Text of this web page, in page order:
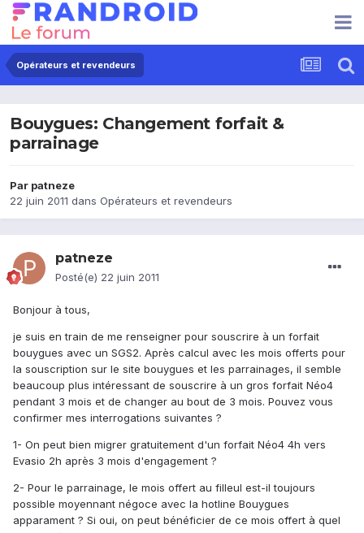
Opérateurs et revendeurs
Bouygues: Changement forfait &
parrainage
Par patneze
22 juin 2011 dans Opérateurs et revendeurs
patneze
Posté(e) 22 juin 2011
Bonjour à tous,
je suis en train de me renseigner pour souscrire à un forfait
bouygues avec un SGS2. Après calcul avec les mois offerts pour
la souscription sur le site bouygues et les parrainages, il semble
beaucoup plus intéressant de souscrire à un gros forfait Néo4
pendant 3 mois et de changer au bout de 3 mois. Pouvez vous
confirmer mes interrogations suivantes ?
1- On peut bien migrer gratuitement d'un forfait Néo4 4h vers
Evasio 2h après 3 mois d'engagement ?
2- Pour le parrainage, le mois offert au filleul est-il toujours
possible moyennant négoce avec la hotline Bouygues
apparament ? Si oui, on peut bénéficier de ce mois offert à quel